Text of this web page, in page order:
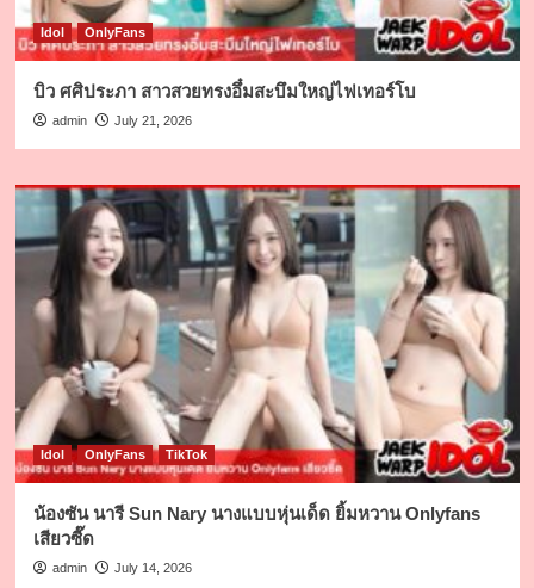
Idol OnlyFans
บิว ศศิประภา สาวสวยทรงอึ๋มสะบึมใหญ่ไฟเทอร์โบ
admin July 21, 2026
Idol OnlyFans TikTok
น้องซัน นารี Sun Nary นางแบบหุ่นเด็ด ยิ้มหวาน Onlyfans
เสียวซี๊ด
admin July 14, 2026